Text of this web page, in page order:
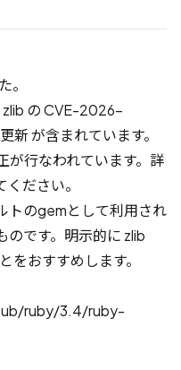
。
のCVE-2026-
新が含まれています。
が行なわれています。詳
ださい。
トのgemとして利用され
のです。明示的に zlib
をおすすめします。
ruby/3.4/ruby-